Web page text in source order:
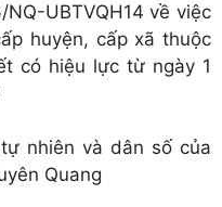
UBTVQH14 về việc
huyện, cấp xã thuộc
có hiệu lực từ ngày 1
nhiên và dân số của
Quang